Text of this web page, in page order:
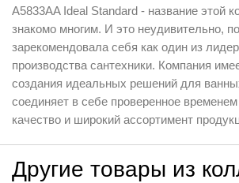
A5833AA Ideal Standard - название этой
знакомо многим. И это неудивительно,
зарекомендовала себя как один из
производства сантехники. Компания
создания идеальных решений для
соединяет в себе проверенное
качество и широкий ассортимент
Другие товары из